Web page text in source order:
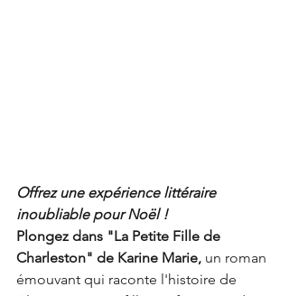
Offrez une expérience littéraire
inoubliable pour Noël !
Plongez dans "La Petite Fille de
Charleston" de Karine Marie, un roman
émouvant qui raconte l'histoire de